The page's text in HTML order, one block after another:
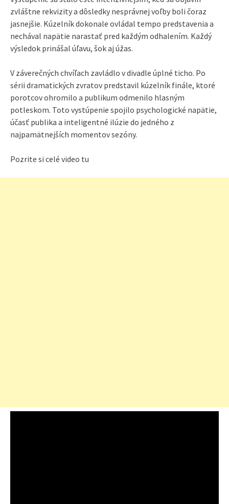
zvláštne rekvizity a dôsledky nesprávnej voľby boli čoraz
jasnejšie. Kúzelník dokonale ovládal tempo predstavenia a
nechával napätie narastať pred každým odhalením. Každý
výsledok prinášal úľavu, šok aj úžas.
V záverečných chvíľach zavládlo v divadle úplné ticho. Po
sérii dramatických zvratov predstavil kúzelník finále, ktoré
porotcov ohromilo a publikum odmenilo hlasným
potleskom. Toto vystúpenie spojilo psychologické napätie,
účasť publika a inteligentné ilúzie do jedného z
najpamätnejších momentov sezóny.
Pozrite si celé video tu